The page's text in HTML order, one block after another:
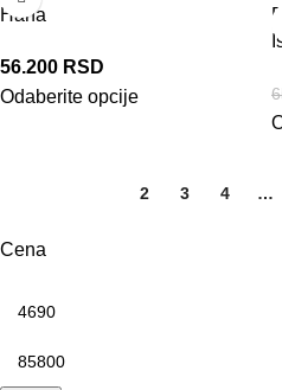
Cena
Hana
56.200 RSD
Odaberite opcije
2 3 4 …